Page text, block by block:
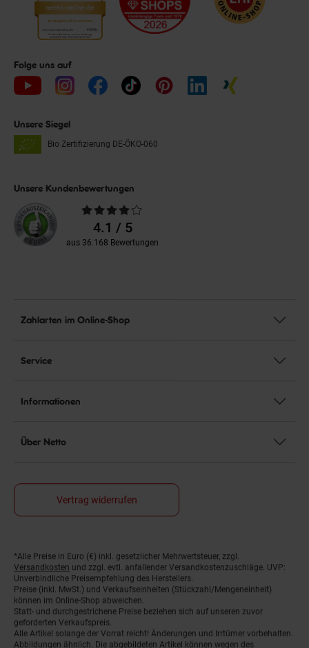
Folge uns auf
Unsere Siegel
Bio Zertifizierung DE-ÖKO-060
Unsere Kundenbewertungen
Durchschnittliche
Bewertungen4.1 / 5
aus 36.168 Bewertungen
Zahlarten im Online-Shop
Service
Informationen
Über Netto
Vertrag widerrufen
Fußnoten
*Alle Preise in Euro (€) inkl. gesetzlicher Mehrwertsteuer, zzgl.
Versandkosten und zzgl. evtl. anfallender Versandkostenzuschläge. UVP:
Unverbindliche Preisempfehlung des Herstellers.
Preise (inkl. MwSt.) und Verkaufseinheiten (Stückzahl/Mengeneinheit)
können im Online-Shop abweichen.
Statt- und durchgestrichene Preise beziehen sich auf unseren zuvor
geforderten Verkaufspreis.
Alle Artikel solange der Vorrat reicht! Änderungen und Irrtümer vorbehalten.
Abbildungen ähnlich. Die abgebildeten Artikel können wegen des